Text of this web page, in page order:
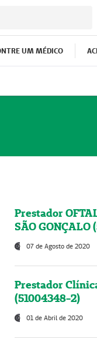
UM MÉDICO
Prestador
SÃO GONÇALO
07 de Agosto de 2020
Prestador
(51004348-2)
01 de Abril de 2020